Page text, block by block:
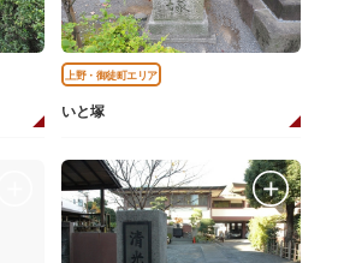
上野・御徒町エリア
いと塚